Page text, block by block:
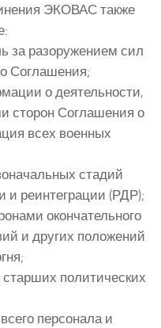
ЭКОВАС также
за разоружением сил
Соглашения;
о деятельности,
сторон Соглашения о
всех военных
стадий
и реинтеграции (РДР);
окончательного
и других положений
старших политических
персонала и